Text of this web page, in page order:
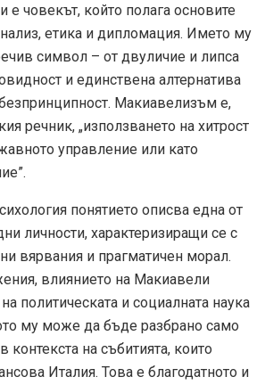
човекът, който полага основите
етика и дипломация. Името му
символ – от двуличие и липса
и единствена алтернатива
Макиавелизъм е,
речник, „използването на хитрост
управление или като
понятието описва една от
личности, характеризиращи се с
вярвания и прагматичен морал.
влиянието на Макиавели
политическата и социалната наука
му може да бъде разбрано само
контекста на събитията, които
Италия. Това е благодатното и